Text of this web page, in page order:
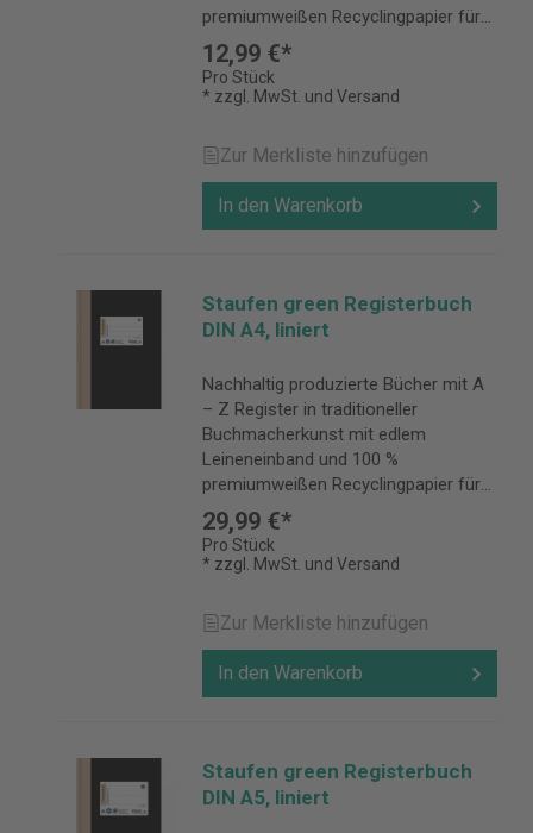
premiumweißen Recyclingpapier für
alle, die ihre handschriftlichen Notizen
für lange Zeit sicher aufbewahren
möchten.
12,99 €*
Pro Stück
* zzgl. MwSt. und Versand
Zur Merkliste hinzufügen
In den Warenkorb
Staufen green Registerbuch
DIN A4, liniert
Nachhaltig produzierte Bücher mit A
– Z Register in traditioneller
Buchmacherkunst mit edlem
Leineneinband und 100 %
premiumweißen Recyclingpapier für
alle, die ihre handschriftlichen Notizen
für lange Zeit sicher aufbewahren
möchten.
29,99 €*
Pro Stück
* zzgl. MwSt. und Versand
Zur Merkliste hinzufügen
In den Warenkorb
Staufen green Registerbuch
DIN A5, liniert